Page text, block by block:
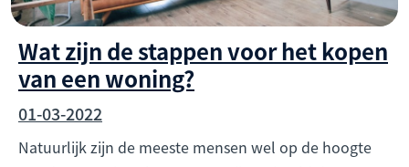
Wat zijn de stappen voor het kopen
van een woning?
01-03-2022
Natuurlijk zijn de meeste mensen wel op de hoogte